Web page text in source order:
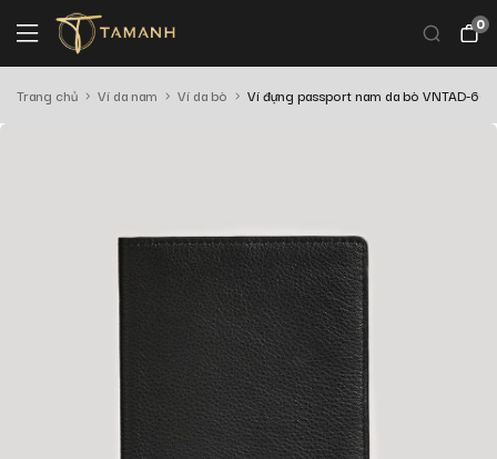
0
Trang chủ Ví da nam Ví da bò Ví đựng passport nam da bò VNTAD-